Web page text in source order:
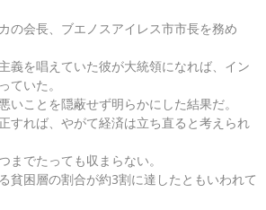
の会長、ブエノスアイレス市市長を務め
義を唱えていた彼が大統領になれば、イン
ていた。
いことを隠蔽せず明らかにした結果だ。
すれば、やがて経済は立ち直ると考えられ
までたっても収まらない。
貧困層の割合が約3割に達したともいわれて